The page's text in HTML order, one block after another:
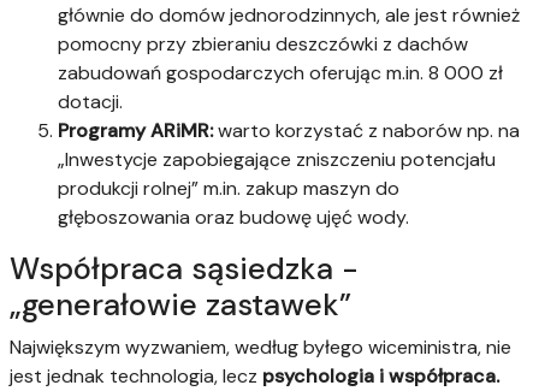
głównie do domów jednorodzinnych, ale jest również
pomocny przy zbieraniu deszczówki z dachów
zabudowań gospodarczych oferując m.in. 8 000 zł
dotacji.
Programy ARiMR:warto korzystać z naborów np. na
„Inwestycje zapobiegające zniszczeniu potencjału
produkcji rolnej” m.in. zakup maszyn do
głęboszowania oraz budowę ujęć wody.
Współpraca sąsiedzka -
„generałowie zastawek”
Największym wyzwaniem, według byłego wiceministra, nie
jest jednak technologia, lecz psychologia i współpraca.